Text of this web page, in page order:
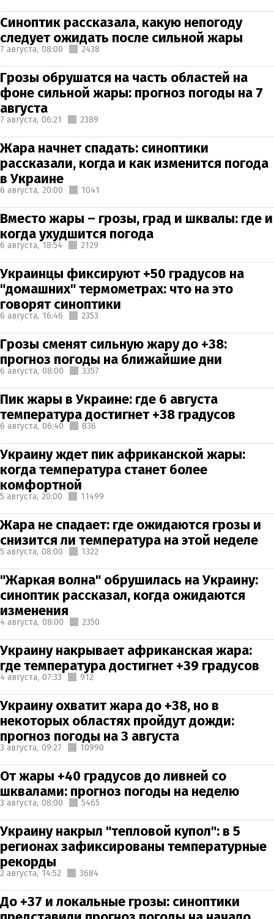
Синоптик рассказала, какую непогоду
следует ожидать после сильной жары
7 августа, 08:00 2438
Грозы обрушатся на часть областей на
фоне сильной жары: прогноз погоды на 7
августа
7 августа, 06:21 2389
Жара начнет спадать: синоптики
рассказали, когда и как изменится погода
в Украине
6 августа, 20:00 1041
Вместо жары – грозы, град и шквалы: где и
когда ухудшится погода
6 августа, 18:54 2129
Украинцы фиксируют +50 градусов на
"домашних" термометрах: что на это
говорят синоптики
6 августа, 16:46 2353
Грозы сменят сильную жару до +38:
прогноз погоды на ближайшие дни
6 августа, 08:00 3357
Пик жары в Украине: где 6 августа
температура достигнет +38 градусов
6 августа, 06:40 836
Украину ждет пик африканской жары:
когда температура станет более
комфортной
5 августа, 20:00 11499
Жара не спадает: где ожидаются грозы и
снизится ли температура на этой неделе
5 августа, 08:00 1322
"Жаркая волна" обрушилась на Украину:
синоптик рассказал, когда ожидаются
изменения
4 августа, 08:00 2350
Украину накрывает африканская жара:
где температура достигнет +39 градусов
4 августа, 07:33 912
Украину охватит жара до +38, но в
некоторых областях пройдут дожди:
прогноз погоды на 3 августа
3 августа, 09:27 10990
От жары +40 градусов до ливней со
шквалами: прогноз погоды на неделю
3 августа, 08:00 5465
Украину накрыл "тепловой купол": в 5
регионах зафиксированы температурные
рекорды
2 августа, 14:52 3684
До +37 и локальные грозы: синоптики